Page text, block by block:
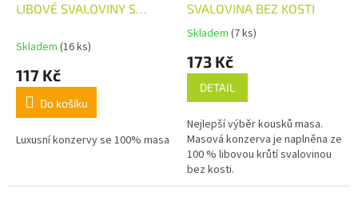
LIBOVÉ SVALOVINY S
Skladem (16 ks)
117 Kč
Do košíku
Luxusní konzervy se 100% masa
SVALOVINA BEZ KOSTI
Průměrné
produktu
4,0
5
hvězdiček.
Skladem (7 ks)
173 Kč
DETAIL
Nejlepší výběr kousků masa.
Masová konzerva je naplněna ze
100 % libovou krůtí svalovinou
bez kosti.